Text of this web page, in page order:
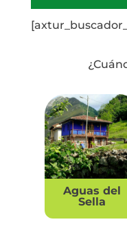
Aguas del
Sella